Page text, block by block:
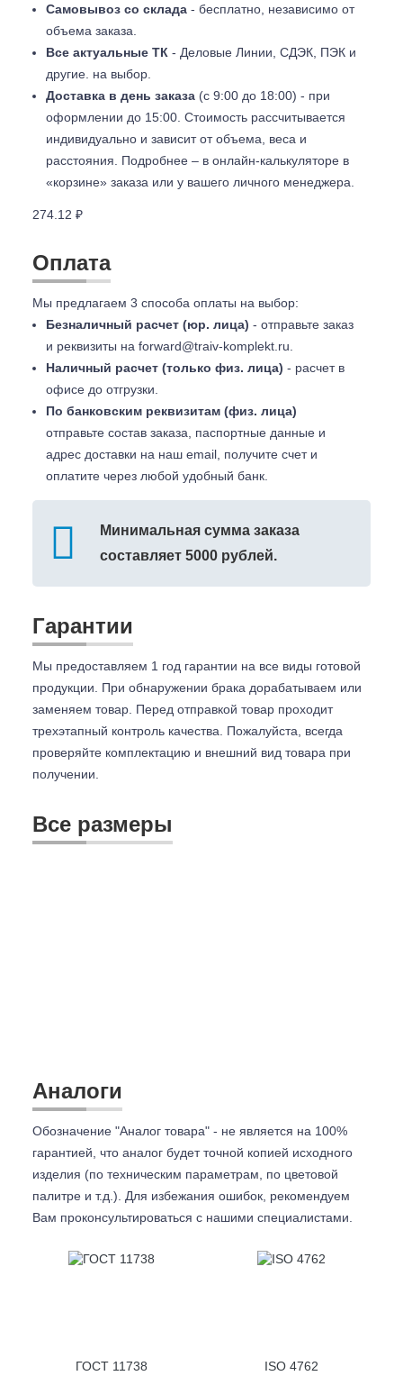
Самовывоз со склада - бесплатно, независимо от
объема заказа.
Все актуальные ТК - Деловые Линии, СДЭК, ПЭК и
другие. на выбор.
Доставка в день заказа (с 9:00 до 18:00) - при
оформлении до 15:00. Стоимость рассчитывается
индивидуально и зависит от объема, веса и
расстояния. Подробнее – в онлайн-калькуляторе в
«корзине» заказа или у вашего личного менеджера.
274.12 ₽
Оплата
Мы предлагаем 3 способа оплаты на выбор:
Безналичный расчет (юр. лица) - отправьте заказ
и реквизиты на forward@traiv-komplekt.ru
Наличный расчет (только физ. лица) - расчет в
офисе до отгрузки.
По банковским реквизитам (физ. лица)
отправьте состав заказа, паспортные данные и
адрес доставки на наш email, получите счет и
оплатите через любой удобный банк.
Минимальная сумма заказа
составляет 5000 рублей.
Гарантии
Мы предоставляем 1 год гарантии на все виды готовой
продукции. При обнаружении брака дорабатываем или
заменяем товар. Перед отправкой товар проходит
трехэтапный контроль качества. Пожалуйста, всегда
проверяйте комплектацию и внешний вид товара при
получении.
Все размеры
Аналоги
Обозначение "Аналог товара" - не является на 100%
гарантией, что аналог будет точной копией исходного
изделия (по техническим параметрам, по цветовой
палитре и т.д.). Для избежания ошибок, рекомендуем
Вам проконсультироваться с нашими специалистами.
ГОСТ 11738 ISO 4762